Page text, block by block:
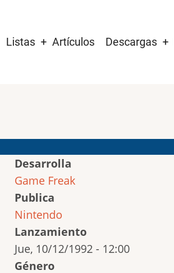
navigation
Listas Artículos Descargas
Desarrolla
Game Freak
Publica
Nintendo
Lanzamiento
Jue, 10/12/1992 - 12:00
Género